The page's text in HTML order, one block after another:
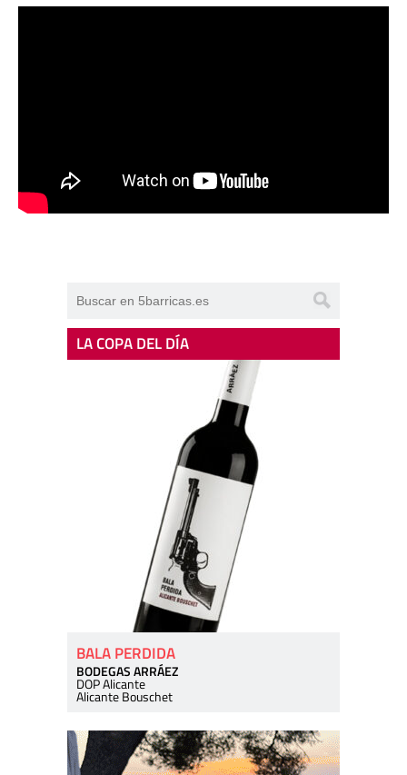
LA COPA DEL DÍA
BALA PERDIDA
BODEGAS ARRÁEZ
DOP Alicante
Alicante Bouschet